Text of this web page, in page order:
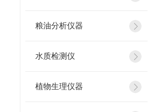
粮油分析仪器
水质检测仪
植物生理仪器